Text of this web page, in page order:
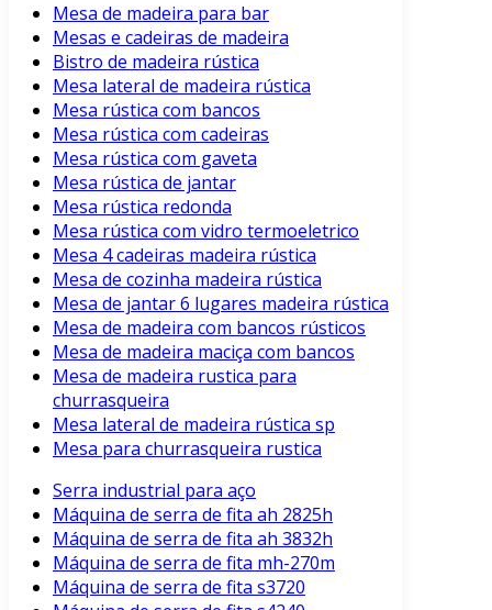
Mesa de madeira para bar
Mesas e cadeiras de madeira
Bistro de madeira rústica
Mesa lateral de madeira rústica
Mesa rústica com bancos
Mesa rústica com cadeiras
Mesa rústica com gaveta
Mesa rústica de jantar
Mesa rústica redonda
Mesa rústica com vidro termoeletrico
Mesa 4 cadeiras madeira rústica
Mesa de cozinha madeira rústica
Mesa de jantar 6 lugares madeira rústica
Mesa de madeira com bancos rústicos
Mesa de madeira maciça com bancos
Mesa de madeira rustica para
churrasqueira
Mesa lateral de madeira rústica sp
Mesa para churrasqueira rustica
Serra industrial para aço
Máquina de serra de fita ah 2825h
Máquina de serra de fita ah 3832h
Máquina de serra de fita mh-270m
Máquina de serra de fita s3720